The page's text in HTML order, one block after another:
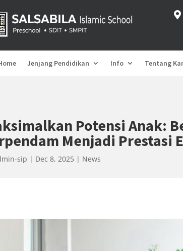

Jenjang Pendidikan Info Tentang
Potensi Anak:
Menjadi Prestasi
sip Dec 8, 2025 News